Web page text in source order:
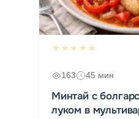
★★★★★
163 45 мин
Минтай с
луком в